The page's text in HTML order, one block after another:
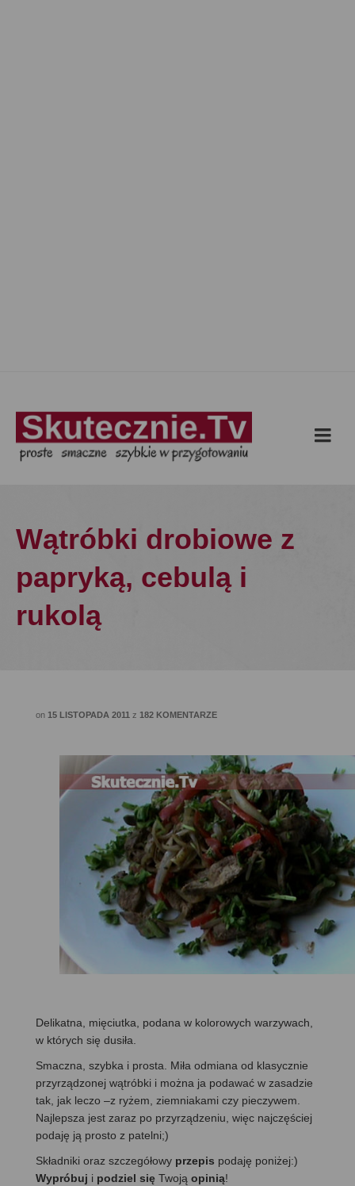
Wątróbki drobiowe z
papryką, cebulą i
rukolą
on 15 LISTOPADA 2011 z 182 KOMENTARZE
Delikatna, mięciutka, podana w kolorowych warzywach,
w których się dusiła.
Smaczna, szybka i prosta. Miła odmiana od klasycznie
przyrządzonej wątróbki i można ja podawać w zasadzie
tak, jak leczo –z ryżem, ziemniakami czy pieczywem.
Najlepsza jest zaraz po przyrządzeniu, więc najczęściej
podaję ją prosto z patelni;)
Składniki oraz szczegółowy przepis podaję poniżej:)
Wypróbuj i podziel się Twoją opinią!